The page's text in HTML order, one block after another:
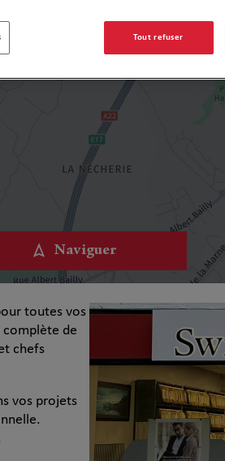
Naviguer
toutes vos
complète de
chefs
vos projets
Tout refuser